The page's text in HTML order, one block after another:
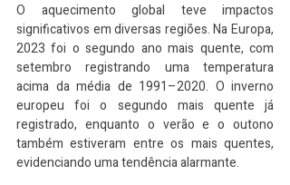
O aquecimento global teve impactos
significativos em diversas regiões. Na Europa,
2023 foi o segundo ano mais quente, com
setembro registrando uma temperatura
acima da média de 1991–2020. O inverno
europeu foi o segundo mais quente já
registrado, enquanto o verão e o outono
também estiveram entre os mais quentes,
evidenciando uma tendência alarmante.